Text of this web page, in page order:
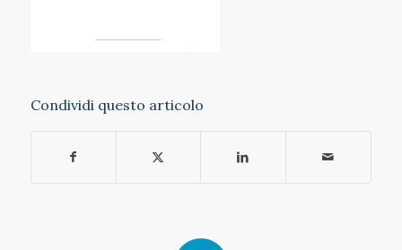
Condividi questo articolo